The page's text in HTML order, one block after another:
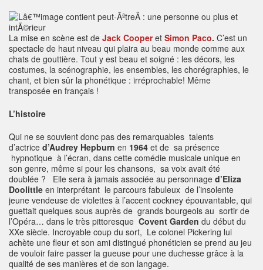
La mise en scène est de Jack Cooper et Simon Paco. C’est un
spectacle de haut niveau qui plaira au beau monde comme aux
chats de gouttière. Tout y est beau et soigné : les décors, les
costumes, la scénographie, les ensembles, les chorégraphies, le
chant, et bien sûr la phonétique : irréprochable! Même
transposée en français !
L’histoire
Qui ne se souvient donc pas des remarquables talents
d’actrice d’Audrey Hepburn en 1964 et de sa présence
hypnotique à l’écran, dans cette comédie musicale unique en
son genre, même si pour les chansons, sa voix avait été
doublée ? Elle sera à jamais associée au personnage d’Eliza
Doolittle en interprétant le parcours fabuleux de l’insolente
jeune vendeuse de violettes à l’accent cockney épouvantable, qui
guettait quelques sous auprès de grands bourgeois au sortir de
l’Opéra… dans le très pittoresque Covent Garden du début du
XXe siècle. Incroyable coup du sort, Le colonel Pickering lui
achète une fleur et son ami distingué phonéticien se prend au jeu
de vouloir faire passer la gueuse pour une duchesse grâce à la
qualité de ses manières et de son langage.